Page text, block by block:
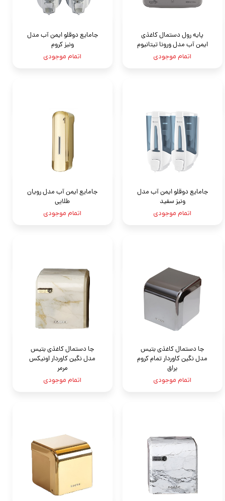
پایه رول دستمال کاغذی
ايمن آب مدل ورونا تيتانيوم
اتمام موجودی
جامايع دوقلو ايمن آب مدل
ونيز کروم
اتمام موجودی
جامايع دوقلو ايمن آب مدل
ونيز سفيد
اتمام موجودی
جامايع ايمن آب مدل رويان
طلايى
اتمام موجودی
جا دستمال کاغذی بتیس
مدل نگين کاوردار تمام کروم
براق
اتمام موجودی
جا دستمال کاغذی بتیس
مدل نگین کاوردار اونیکس
مرمر
اتمام موجودی